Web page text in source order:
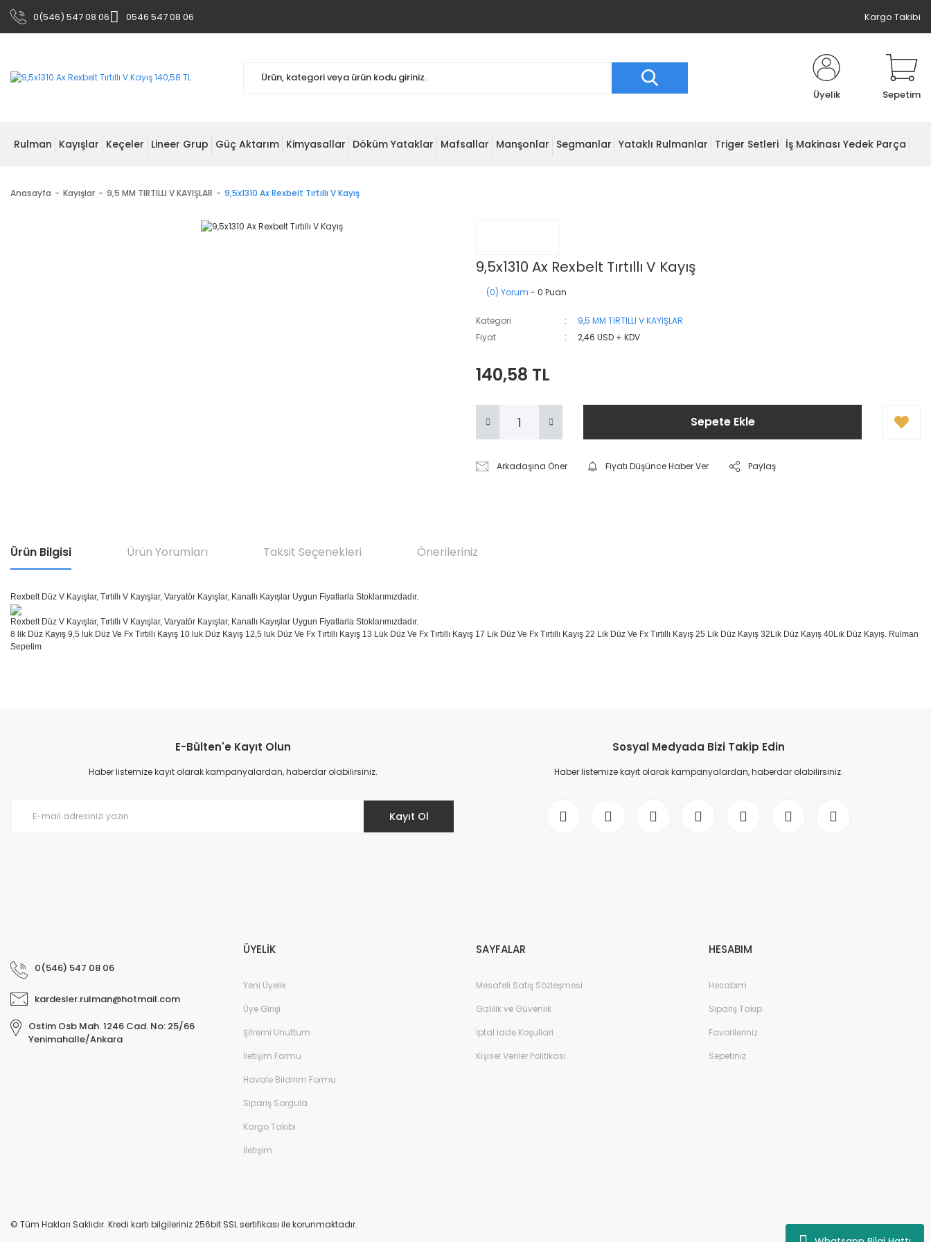
0(546) 547 08 06 0546 547 08 06 Kargo Takibi
Üyelik Sepetim
Rulman Kayışlar Keçeler Lineer Grup Güç Aktarım Kimyasallar Döküm Yataklar Mafsallar Manşonlar Segmanlar Yataklı Rulmanlar Triger Setleri İş Makinası Yedek Parça
Anasayfa Kayışlar 9,5 MM TIRTILLI V KAYIŞLAR 9,5x1310 Ax Rexbelt Tırtıllı V Kayış
9,5x1310 Ax Rexbelt Tırtıllı V Kayış
(0) Yorum - 0 Puan
Kategori
9,5 MM TIRTILLI V KAYIŞLAR
Fiyat
2,46 USD + KDV
140,58 TL
Sepete Ekle
Arkadaşına Öner Fiyatı Düşünce Haber Ver Paylaş
Ürün Bilgisi Ürün Yorumları Taksit Seçenekleri Önerileriniz
Rexbelt Düz V Kayışlar, Tırtıllı V Kayışlar, Varyatör Kayışlar, Kanallı Kayışlar Uygun Fiyatlarla Stoklarımızdadır.
Rexbelt Düz V Kayışlar, Tırtıllı V Kayışlar, Varyatör Kayışlar, Kanallı Kayışlar Uygun Fiyatlarla Stoklarımızdadır.
8 lik Düz Kayış 9,5 luk Düz Ve Fx Tırtıllı Kayış 10 luk Düz Kayış 12,5 luk Düz Ve Fx Tırtıllı Kayış 13 Lük Düz Ve Fx Tırtıllı Kayış 17 Lik Düz Ve Fx Tırtıllı Kayış 22 Lik Düz Ve Fx Tırtıllı Kayış 25 Lik Düz Kayış 32Lik Düz Kayış 40Lık Düz Kayış. Rulman
Sepetim
Ürün resmi kalitesiz, bozuk veya görüntülenemiyor.
Ürün açıklamasında eksik bilgiler bulunuyor.
E-Bülten'e Kayıt Olun
Haber listemize kayıt olarak kampanyalardan, haberdar olabilirsiniz.
Kayıt Ol
Sosyal Medyada Bizi Takip Edin
Haber listemize kayıt olarak kampanyalardan, haberdar olabilirsiniz.
0(546) 547 08 06
kardesler.rulman@hotmail.com
Ostim Osb Mah. 1246 Cad. No: 25/66
Yenimahalle/Ankara
ÜYELİK
Yeni Üyelik
Üye Girişi
Şifremi Unuttum
İletişim Formu
Havale Bildirim Formu
Sipariş Sorgula
Kargo Takibi
İletişim
SAYFALAR
Mesafeli Satış Sözleşmesi
Gizlilik ve Güvenlik
İptal İade Koşullari
Kişisel Veriler Politikası
HESABIM
Hesabım
Sipariş Takip
Favorileriniz
Sepetiniz
© Tüm Hakları Saklıdır. Kredi kartı bilgileriniz 256bit SSL sertifikası ile korunmaktadır.